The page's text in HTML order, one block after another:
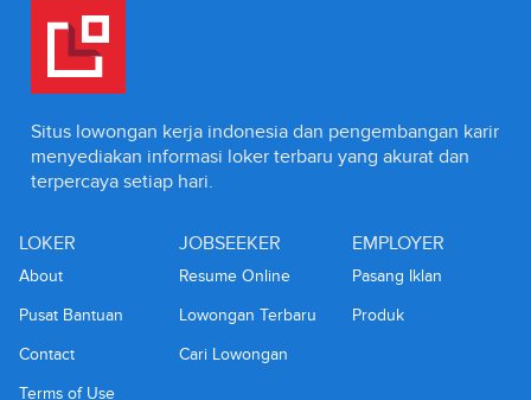
Situs lowongan kerja indonesia dan pengembangan karir
menyediakan informasi loker terbaru yang akurat dan
terpercaya setiap hari.
LOKER
About
Pusat Bantuan
Contact
Terms of Use
JOBSEEKER
Resume Online
Lowongan Terbaru
Cari Lowongan
EMPLOYER
Pasang Iklan
Produk